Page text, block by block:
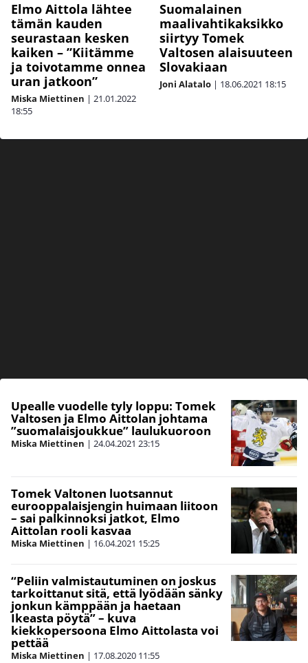
Elmo Aittola lähtee
tämän kauden
seurastaan kesken
kaiken – ”Kiitämme
ja toivotamme onnea
uran jatkoon”
Miska Miettinen | 21.01.2022
18:55
Suomalainen
maalivahtikaksikko
siirtyy Tomek
Valtosen alaisuuteen
Slovakiaan
Joni Alatalo | 18.06.2021 18:15
Upealle vuodelle tyly loppu: Tomek
Valtosen ja Elmo Aittolan johtama
”suomalaisjoukkue” laulukuoroon
Miska Miettinen | 24.04.2021 23:15
Tomek Valtonen luotsannut
eurooppalaisjengin huimaan liitoon
– sai palkinnoksi jatkot, Elmo
Aittolan rooli kasvaa
Miska Miettinen | 16.04.2021 15:25
“Peliin valmistautuminen on joskus
tarkoittanut sitä, että lyödään sänky
jonkun kämppään ja haetaan
Ikeasta pöytä” – kuva
kiekkopersoona Elmo Aittolasta voi
pettää
Miska Miettinen | 17.08.2020 11:55